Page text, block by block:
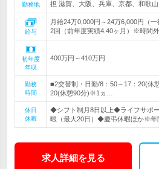
勤務地
担 滋賀、大阪、兵庫、京都、和歌山
給与
月給24万0,000円～24万6,000円（
2回（前年度実績4.40ヶ月）※時間
初年度
年収
400万円～410万円
勤務
時間
■2交替制・日勤/8：50～17：20(休
20(休憩90分)※1ヵ…
休日
休暇
◆シフト制月8日以上◆ライフサポ
暇（最大20日）◆慶弔休暇ほか※年
求人詳細を見る